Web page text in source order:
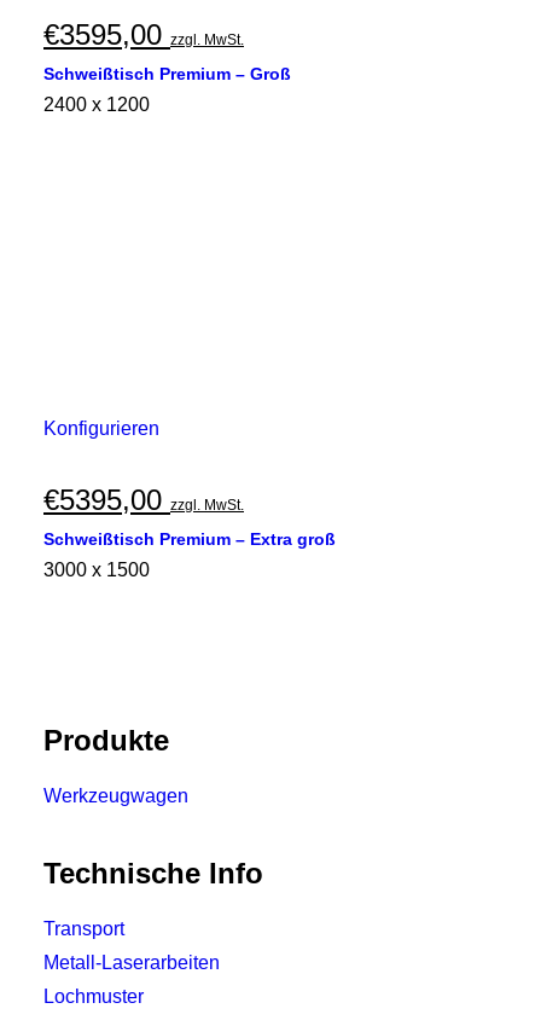
€3595,00 zzgl. MwSt.
Schweißtisch Premium – Groß
2400 x 1200
Konfigurieren
€5395,00 zzgl. MwSt.
Schweißtisch Premium – Extra groß
3000 x 1500
Produkte
Werkzeugwagen
Technische Info
Transport
Metall-Laserarbeiten
Lochmuster